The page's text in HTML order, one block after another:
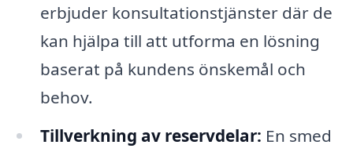
erbjuder konsultationstjänster där de
kan hjälpa till att utforma en lösning
baserat på kundens önskemål och
behov.
Tillverkning av reservdelar: En smed